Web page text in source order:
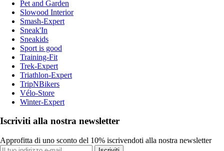
Pet and Garden
Slowood Interior
Smash-Expert
Sneak'In
Sneakids
Sport is good
Training-Fit
Trek-Expert
Triathlon-Expert
TripNBikers
Vélo-Store
Winter-Expert
Iscriviti alla nostra newsletter
Approfitta di uno sconto del 10% iscrivendoti alla nostra newsletter